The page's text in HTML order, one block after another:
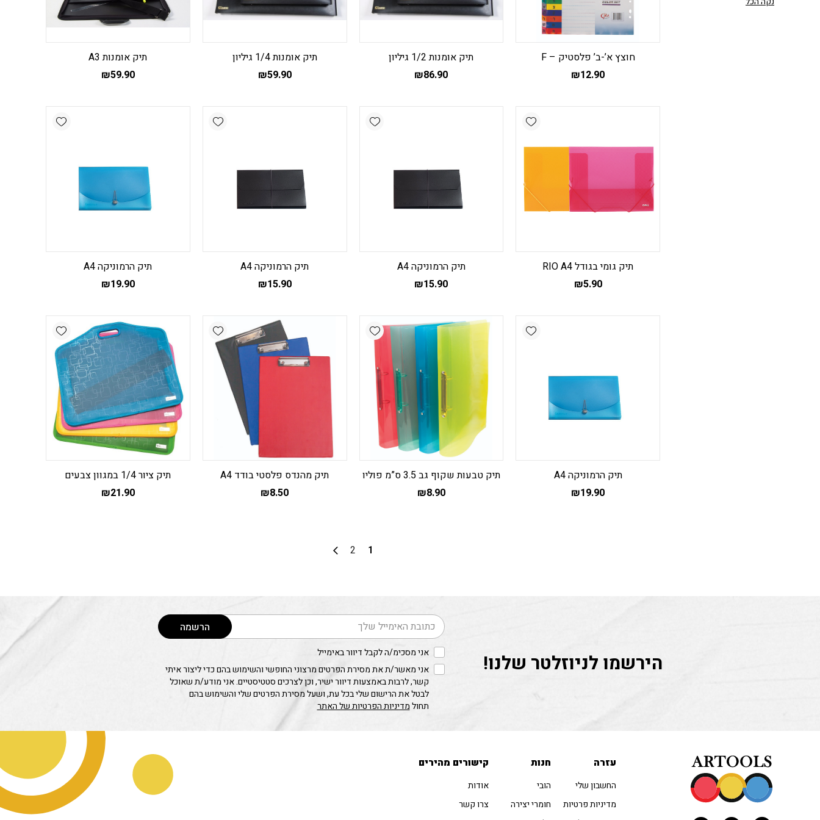
חוצץ א’-ב’ פלסטיק – F
₪12.90
תיק אומנות 1/2 גיליון
₪86.90
תיק אומנות 1/4 גיליון
₪59.90
תיק אומנות A3
₪59.90
Add wishlist
תיק גומי בגודל RIO A4
₪5.90
Add wishlist
תיק הרמוניקה A4
₪15.90
Add wishlist
תיק הרמוניקה A4
₪15.90
Add wishlist
תיק הרמוניקה A4
₪19.90
Add wishlist
תיק הרמוניקה A4
₪19.90
Add wishlist
תיק טבעות שקוף גב 3.5 ס”מ פוליו
₪8.90
המוצר
Add wishlist
תיק מהנדס פלסטי בודד A4
₪8.50
Add wishlist
תיק ציור 1/4 במגוון צבעים
₪21.90
1
2
הירשמו לניוזלטר שלנו!
דוא׳׳ל הרשמה
אני מסכימ/ה לקבל דיוור באימייל
אני מאשר/ת את מסירת הפרטים מרצוני החופשי והשימוש בהם כדי ליצור איתי
קשר, לרבות באמצעות דיוור ישיר, וכן לצרכים סטטיסטיים. אני מודע/ת שאוכל
לבטל את הרישום שלי בכל עת, ושעל מסירת הפרטים שלי והשימוש בהם
תחולמדיניות הפרטיות של האתר
עזרה
החשבון שלי
מדיניות פרטיות
חנות
הובי
חומרי יצירה
קישורים מהירים
אודות
צרו קשר